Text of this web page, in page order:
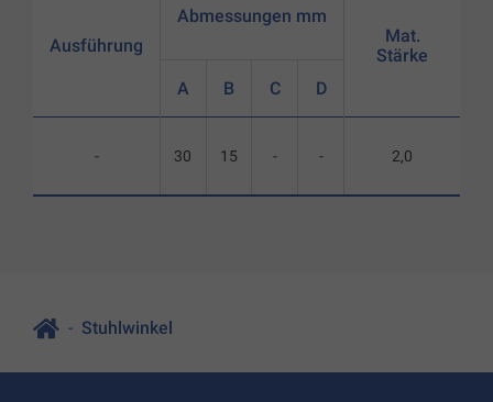
Ausführung
-
Abmessungen mm
A B C D
30 15 - -
Mat.
Stärke
2,0
Stuhlwinkel